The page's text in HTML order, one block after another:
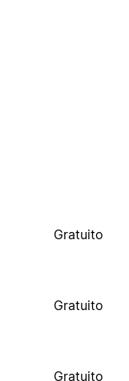
Gratuito
Gratuito
Gratuito